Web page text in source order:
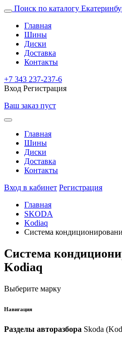
Поиск по каталогу
Главная
Шины
Диски
Доставка
Контакты
+7 343 237-237-6
Вход Регистрация
Ваш заказ пуст
Главная
Шины
Диски
Доставка
Контакты
Вход в кабинет Регистрация
Главная
SKODA
Kodiaq
Система
Система
Kodiaq
Выберите марку
Навигация
Разделы авторазбора Skoda